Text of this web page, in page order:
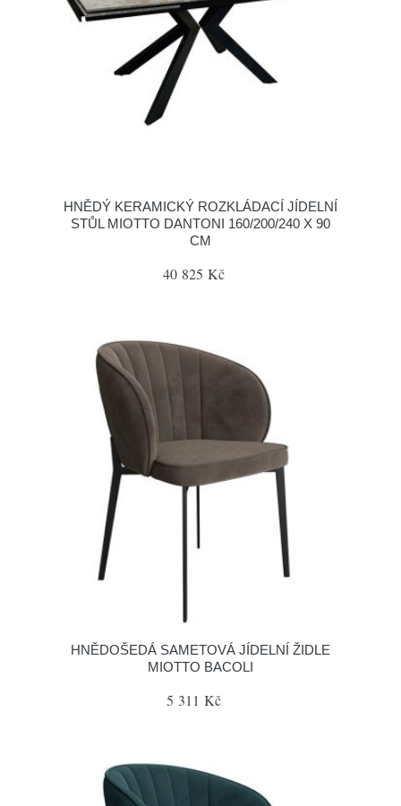
HNĚDÝ KERAMICKÝ ROZKLÁDACÍ JÍDELNÍ
STŮL MIOTTO DANTONI 160/200/240 X 90
CM
40 825 Kč
HNĚDOŠEDÁ SAMETOVÁ JÍDELNÍ ŽIDLE
MIOTTO BACOLI
5 311 Kč